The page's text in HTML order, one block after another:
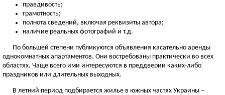
правдивость;
грамотность;
полнота сведений, включая реквизиты автора;
наличие реальных фотографий и т.д.
По большей степени публикуются объявления касательно аренды
однокомнатных апартаментов. Они востребованы практически во всех
областях. Чаще всего ими интересуются в преддверии каких-либо
праздников или длительных выходных.
В летний период подбирается жилье в южных частях Украины –